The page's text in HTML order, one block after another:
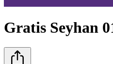
Gratis Seyhan